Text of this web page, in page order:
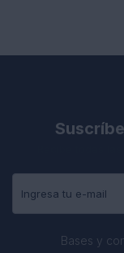
Bases y